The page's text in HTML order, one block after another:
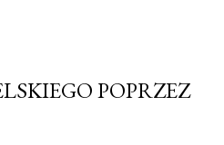
POPRZEZ